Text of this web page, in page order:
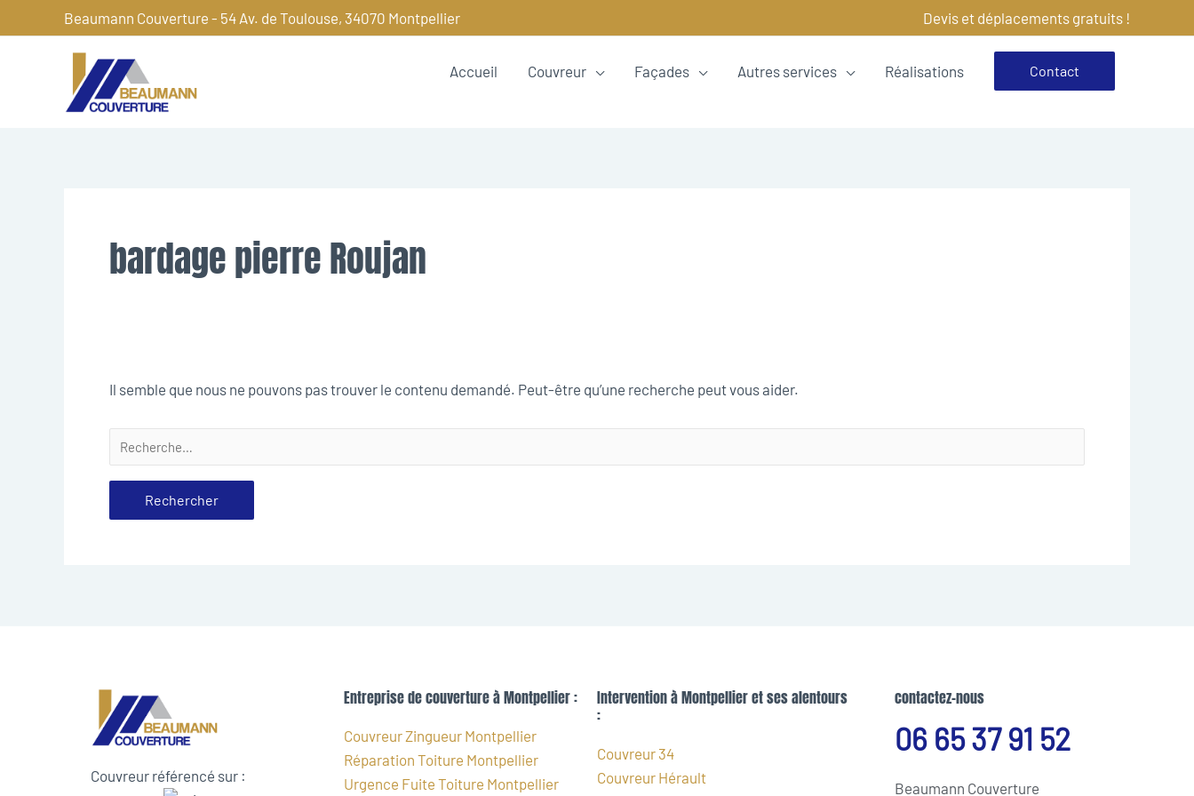
au
Beaumann Couverture - 54 Av. de Toulouse, 34070 Montpellier Devis et déplacements gratuits !
Accueil Couvreur Façades Autres services Réalisations Contact
bardage pierre Roujan
Il semble que nous ne pouvons pas trouver le contenu demandé. Peut-être qu’une recherche peut vous aider.
Couvreur référencé sur :
Entreprise de couverture à Montpellier :
Couvreur Zingueur Montpellier
Réparation Toiture Montpellier
Urgence Fuite Toiture Montpellier
Intervention à Montpellier et ses alentours
:
Couvreur 34
Couvreur Hérault
contactez-nous
06 65 37 91 52
Beaumann Couverture